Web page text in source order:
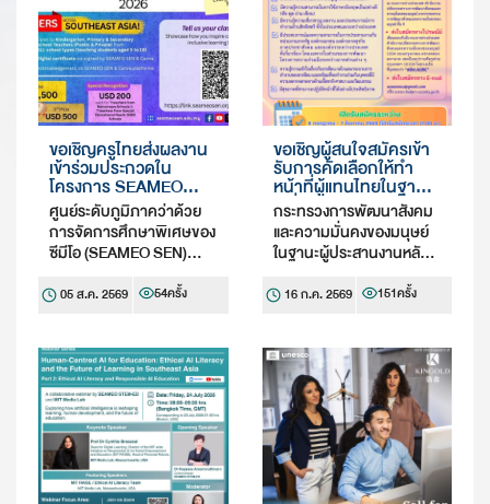
ขอเชิญครูไทยส่งผลงาน
เข้าร่วมประกวดใน
โครงการ SEAMEO
SEN–Canva Creativity
in Education Award
2026
ศูนย์ระดับภูมิภาคว่าด้วย
การจัดการศึกษาพิเศษของ
ซีมีโอ (SEAMEO SEN)
บริษัท Canva จัดการ
Creativity in Education
Award 2026” ภายใต้หัวข้อ
“The Future of Creative
L…
05 ส.ค. 2569 54ครั้ง
ขอเชิญผู้สนใจสมัครเข้า
รับการคัดเลือกให้ทำ
หน้าที่ผู้แทนไทยในฐานะ
ผู้เชี่ยวชาญด้านสิทธิสตรี
ในคณะกรรมาธิการ
อาเซียนว่าด้วยการส่ง
เสริมและคุ้มครองสิทธิ
(ASEAN Commission
Rights of Women and
Children: ACWC)
กระทรวงการพัฒนาสังคม
และความมั่นคงของมนุษย์
ในฐานะผู้ประสานงานหลัก
กรรมาธิการอาเซียนว่า
เด็ก ประกาศรับสมัคร
บุคคลเพื่อคัดเลือกให้ทำ
หน้าที่ผู้แทนไทยในฐานะผู้
เชี่ยวชาญด้าน…
16 ก.ค. 2569 151ครั้ง